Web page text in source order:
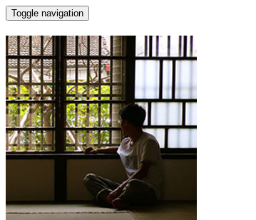
Toggle navigation